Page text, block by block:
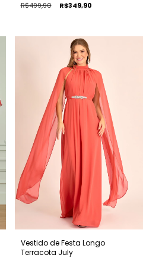
R$499,90 R$349,90
Vestido de Festa Longo
Terracota July